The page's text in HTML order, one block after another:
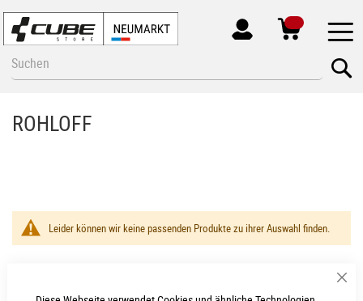
MEIN
KONTO
ROHLOFF
Leider können wir keine passenden Produkte zu ihrer Auswahl finden.